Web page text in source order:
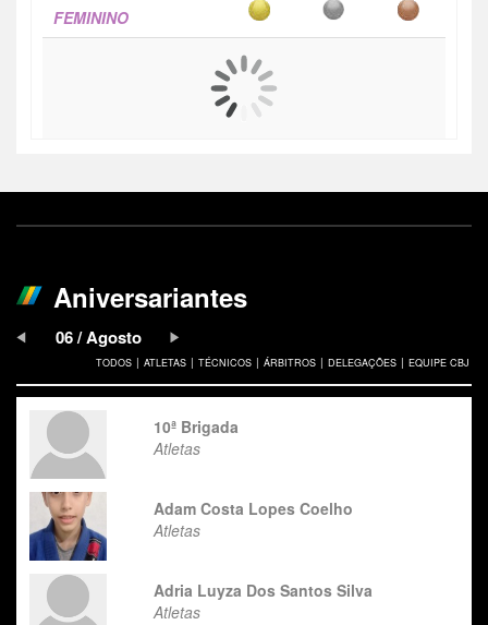
FEMININO
Aniversariantes
06 / Agosto
TODOS | ATLETAS | TÉCNICOS | ÁRBITROS | DELEGAÇÕES | EQUIPE CBJ
10ª Brigada
Atletas
Adam Costa Lopes Coelho
Atletas
Adria Luyza Dos Santos Silva
Atletas